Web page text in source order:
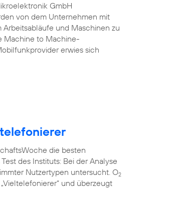
GmbH
von dem Unternehmen mit
und Maschinen zu
Machine to Machine-
erwies sich
die besten
des Instituts: Bei der Analyse
Nutzertypen untersucht. O2
und überzeugt